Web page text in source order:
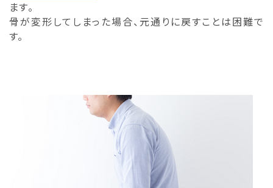
ます。
骨が変形してしまった場合、元通りに戻すことは困難で
す。